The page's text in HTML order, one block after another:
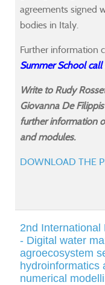
agreements signed
bodies in Italy.
Further information
Summer School
Write to Rudy
Giovanna De
further information
and modules.
DOWNLOAD THE
2nd International
- Digital water
agroecosystem
hydroinformatics
numerical